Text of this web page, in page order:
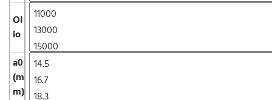
Ol
io
a0
(m
m)